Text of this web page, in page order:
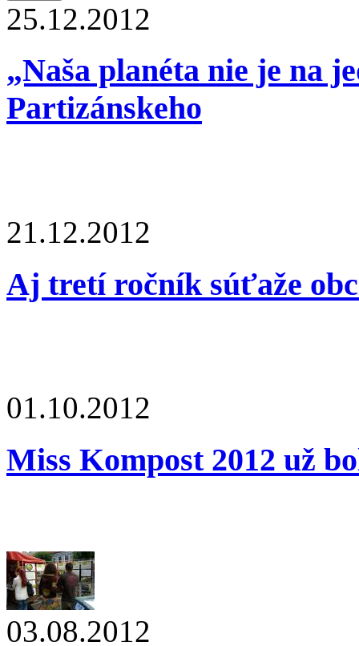
25.12.2012
„Naša planéta nie je na
Partizánskeho
21.12.2012
Aj tretí ročník súťaže
01.10.2012
Miss Kompost 2012 už
03.08.2012